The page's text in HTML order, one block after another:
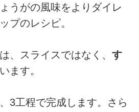
うがの風味をよりダイレ
プのレシピ。
、スライスではなく、 す
ます。
3工程で完成します。さら